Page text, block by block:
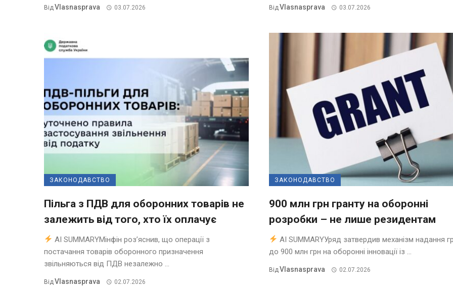
ВідVlasnasprava 03.07.2026 ВідVlasnasprava 03.07.2026
ЗАКОНОДАВСТВО
Пільга з ПДВ для оборонних товарів не
залежить від того, хто їх оплачує
AI SUMMARYМінфін роз’яснив, що операції з
постачання товарів оборонного призначення
звільняються від ПДВ незалежно ...
ВідVlasnasprava 02.07.2026
ЗАКОНОДАВСТВО
900 млн грн гранту на оборонні
розробки – не лише резидентам
AI SUMMARYУряд затвердив механізм надання
до 900 млн грн на оборонні інновації із ...
ВідVlasnasprava 02.07.2026